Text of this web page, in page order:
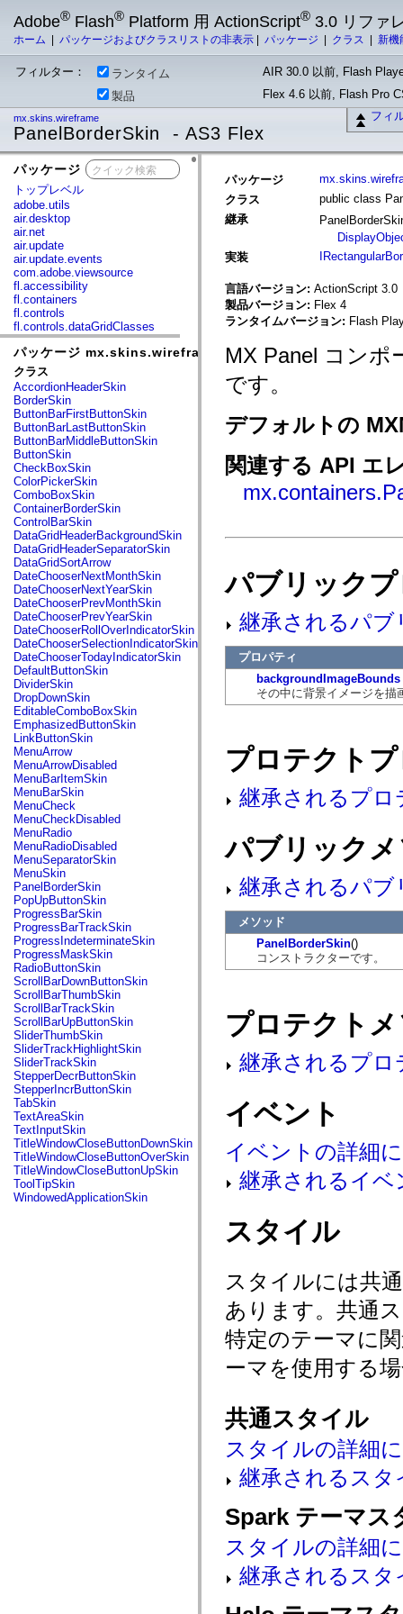
Adobe® Flash® Platform 用 ActionScript® 3.0 リファ
ホーム パッケージおよびクラスリストの非表示 パッケージ クラス 新
フィルター： ランタイム
AIR 30.0 以前, Flash
製品
Flex 4.6 以前, Flash Pro
フィ
mx.skins.wireframe
PanelBorderSkin - AS3 Flex
パッケージ
トップレベル
adobe.utils
air.desktop
air.net
air.update
air.update.events
com.adobe.viewsource
fl.accessibility
fl.containers
fl.controls
fl.controls.dataGridClasses
fl.controls.listClasses
fl.controls.progressBarClasses
fl.core
fl.data
fl.display
fl.events
fl.ik
fl.lang
fl.livepreview
fl.managers
fl.motion
fl.motion.easing
fl.rsl
fl.text
fl.transitions
fl.transitions.easing
fl.video
flash.accessibility
flash.concurrent
flash.crypto
flash.data
flash.desktop
flash.display
flash.display3D
flash.display3D.textures
flash.errors
flash.events
flash.external
flash.filesystem
flash.filters
flash.geom
flash.globalization
flash.html
flash.media
flash.net
flash.net.dns
flash.net.drm
flash.notifications
flash.permissions
flash.printing
flash.profiler
flash.sampler
flash.security
flash.sensors
flash.system
flash.text
flash.text.engine
flash.text.ime
flash.ui
flash.utils
flash.xml
flashx.textLayout
flashx.textLayout.compose
flashx.textLayout.container
flashx.textLayout.conversion
flashx.textLayout.edit
flashx.textLayout.elements
flashx.textLayout.events
flashx.textLayout.factory
flashx.textLayout.formats
flashx.textLayout.operations
flashx.textLayout.utils
flashx.undo
mx.accessibility
mx.automation
mx.automation.delegates.advancedDataGrid
mx.automation.delegates.controls.dataGridClasses
mx.automation.delegates.controls.fileSystemClasses
パッケージ mx.skins.wireframe
クラス
AccordionHeaderSkin
BorderSkin
ButtonBarFirstButtonSkin
ButtonBarLastButtonSkin
ButtonBarMiddleButtonSkin
ButtonSkin
CheckBoxSkin
ColorPickerSkin
ComboBoxSkin
ContainerBorderSkin
ControlBarSkin
DataGridHeaderBackgroundSkin
DataGridHeaderSeparatorSkin
DataGridSortArrow
DateChooserNextMonthSkin
DateChooserNextYearSkin
DateChooserPrevMonthSkin
DateChooserPrevYearSkin
DateChooserRollOverIndicatorSkin
DateChooserSelectionIndicatorSkin
DateChooserTodayIndicatorSkin
DefaultButtonSkin
DividerSkin
DropDownSkin
EditableComboBoxSkin
EmphasizedButtonSkin
LinkButtonSkin
MenuArrow
MenuArrowDisabled
MenuBarItemSkin
MenuBarSkin
MenuCheck
MenuCheckDisabled
MenuRadio
MenuRadioDisabled
MenuSeparatorSkin
MenuSkin
PanelBorderSkin
PopUpButtonSkin
ProgressBarSkin
ProgressBarTrackSkin
ProgressIndeterminateSkin
ProgressMaskSkin
RadioButtonSkin
ScrollBarDownButtonSkin
ScrollBarThumbSkin
ScrollBarTrackSkin
ScrollBarUpButtonSkin
SliderThumbSkin
SliderTrackHighlightSkin
SliderTrackSkin
StepperDecrButtonSkin
StepperIncrButtonSkin
TabSkin
TextAreaSkin
TextInputSkin
TitleWindowCloseButtonDownSkin
TitleWindowCloseButtonOverSkin
TitleWindowCloseButtonUpSkin
ToolTipSkin
WindowedApplicationSkin
パッケージ
クラス
public class
継承
実装
言語バージョン: ActionScript 3.0
製品バージョン: Flex 4
ランタイムバージョン: Flash
MX Panel コン
です。
デフォルトの
関連する API エ
パブリック
継承されるパ
プロパティ
backgroundImageBounds
その中に背景イメージを描
プロテクト
継承されるプ
パブリック
継承されるパ
メソッド
PanelBorderSkin()
コンストラクターです。
プロテクト
継承されるプ
イベント
イベントの詳細
継承されるイベ
スタイル
スタイルには共
あります。共通
特定のテーマに
ーマを使用する
共通スタイル
スタイルの詳細
継承されるスタ
Spark テーマス
スタイルの詳細
継承されるスタ